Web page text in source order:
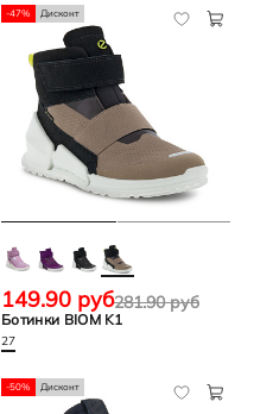
-47% Дисконт
Ботинки BIOM K1
281.90 руб
149.90 руб
27
-50% Дисконт